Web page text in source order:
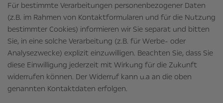
Für bestimmte Verarbeitungen personenbezogener Daten
(z.B. im Rahmen von Kontaktformularen und für die Nutzung
bestimmter Cookies) informieren wir Sie separat und bitten
Sie, in eine solche Verarbeitung (z.B. für Werbe- oder
Analysezwecke) explizit einzuwilligen. Beachten Sie, dass Sie
diese Einwilligung jederzeit mit Wirkung für die Zukunft
widerrufen können. Der Widerruf kann u.a an die oben
genannten Kontaktdaten erfolgen.